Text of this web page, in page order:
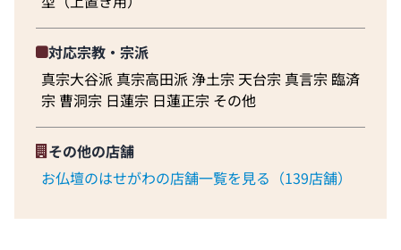
対応宗教・宗派
真宗大谷派 真宗高田派 浄土宗 天台宗 真言宗 臨済
宗 曹洞宗 日蓮宗 日蓮正宗 その他
その他の店舗
お仏壇のはせがわの店舗一覧を見る（139店舗）